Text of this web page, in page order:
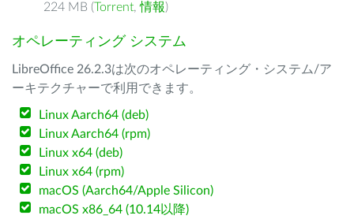
224 MB (Torrent,情報)
オペレーティング システム
LibreOffice 26.2.3は次のオペレーティング・システム/ア
ーキテクチャーで利用できます。
Linux Aarch64 (deb)
Linux Aarch64 (rpm)
Linux x64 (deb)
Linux x64 (rpm)
macOS (Aarch64/Apple Silicon)
macOS x86_64 (10.14以降)